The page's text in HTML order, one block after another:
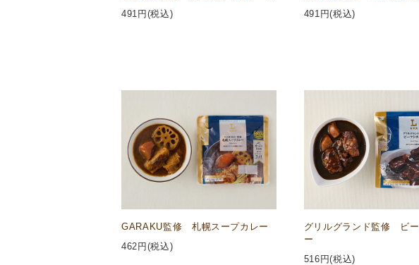
491 円(税込)
491 円(税込)
GARAKU監修 札幌スープカレー
462 円(税込)
グリルグランド監修 ビー
ー
516 円(税込)